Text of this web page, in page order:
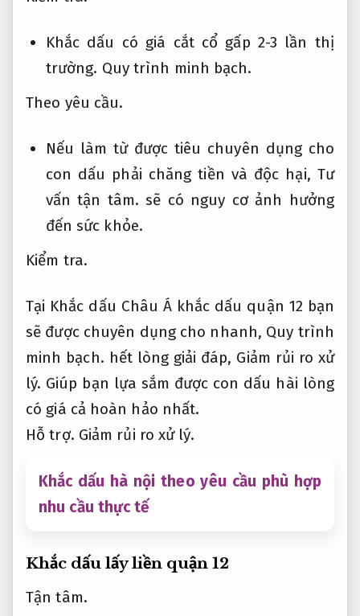
Khắc dấu có giá cắt cổ gấp 2-3 lần thị
trường. Quy trình minh bạch.
Theo yêu cầu.
Nếu làm từ được tiêu chuyên dụng cho
con dấu phải chăng tiền và độc hại, Tư
vấn tận tâm. sẽ có nguy cơ ảnh hưởng
đến sức khỏe.
Kiểm tra.
Tại Khắc dấu Châu Á khắc dấu quận 12 bạn
sẽ được chuyên dụng cho nhanh, Quy trình
minh bạch. hết lòng giải đáp, Giảm rủi ro xử
lý. Giúp bạn lựa sắm được con dấu hài lòng
có giá cả hoàn hảo nhất.
Hỗ trợ. Giảm rủi ro xử lý.
Khắc dấu hà nội theo yêu cầu phù hợp
nhu cầu thực tế
Khắc dấu lấy liền quận 12
Tận tâm.